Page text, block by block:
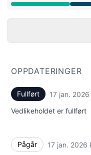
Vedlikehold fra 7:00
OPPDATERINGER
Fullført 17 jan.
Vedlikeholdet er fullført
Pågår 17 jan. 2026